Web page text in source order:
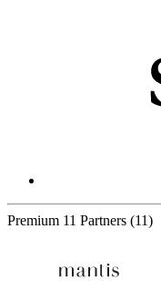
Premium 11 Partners (11)